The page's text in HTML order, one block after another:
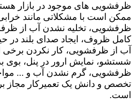
ظرفشویی های موجود در بازار
ممکن است با مشکلاتی مانند
ظرفشویی، تخلیه نشدن آب از
کامل ظروف، ایجاد صدای بلند
آب از ظرفشویی، کار نکردن برخی
شستشو، نمایش ارور در پنل، بوی
ظرفشویی، گرم نشدن آب و ...
تخصص و دانش یک تعمیرکار مجاز
است.